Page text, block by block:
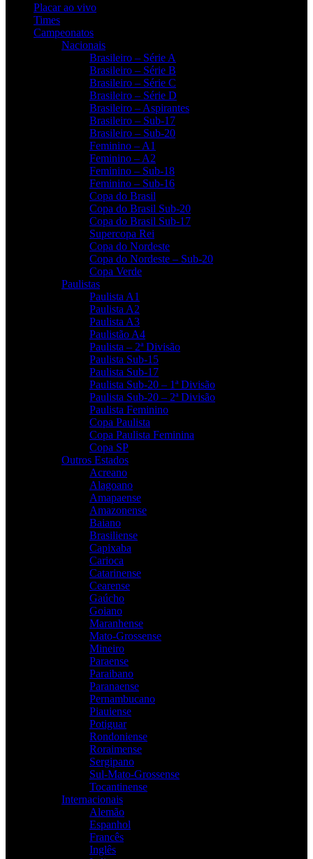
Placar ao vivo
Times
Campeonatos
Nacionais
Brasileiro – Série A
Brasileiro – Série B
Brasileiro – Série C
Brasileiro – Série D
Brasileiro – Aspirantes
Brasileiro – Sub-17
Brasileiro – Sub-20
Feminino – A1
Feminino – A2
Feminino – Sub-18
Feminino – Sub-16
Copa do Brasil
Copa do Brasil Sub-20
Copa do Brasil Sub-17
Supercopa Rei
Copa do Nordeste
Copa do Nordeste – Sub-20
Copa Verde
Paulistas
Paulista A1
Paulista A2
Paulista A3
Paulistão A4
Paulista – 2ª Divisão
Paulista Sub-15
Paulista Sub-17
Paulista Sub-20 – 1ª Divisão
Paulista Sub-20 – 2ª Divisão
Paulista Feminino
Copa Paulista
Copa Paulista Feminina
Copa SP
Outros Estados
Acreano
Alagoano
Amapaense
Amazonense
Baiano
Brasiliense
Capixaba
Carioca
Catarinense
Cearense
Gaúcho
Goiano
Maranhense
Mato-Grossense
Mineiro
Paraense
Paraibano
Paranaense
Pernambucano
Piauiense
Potiguar
Rondoniense
Roraimense
Sergipano
Sul-Mato-Grossense
Tocantinense
Internacionais
Alemão
Espanhol
Francês
Inglês